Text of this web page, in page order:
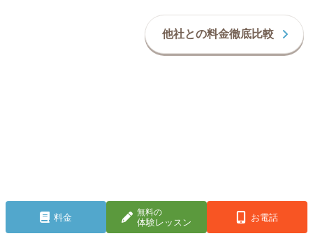
他社との料金徹底比較
超有料級サポート が無料！
料金 無料の
体験レッスン お電話